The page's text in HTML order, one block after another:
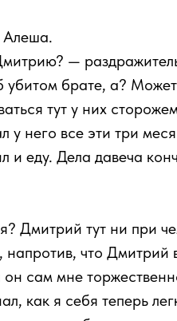
Алеша.
—
убитом брате, а?
тут у них
у него все эти три
и еду. Дела давеча
Дмитрий тут ни при
что Дмитрий
он сам мне
как я себя теперь